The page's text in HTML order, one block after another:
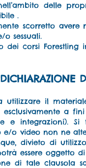
delle
.
scorretto
sessuali.
corsi Forestling
DICHIARAZIONE
utilizzare il
a
e
o video non ne
divieto di
essere oggetto
di tale clausola